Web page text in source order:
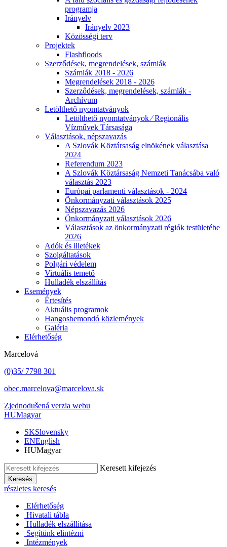
programja
Irányelv
Irányelv 2023
Közösségi terv
Projektek
Flashfloods
Szerződések, megrendelések, számlák
Számlák 2018 - 2026
Megrendelések 2018 - 2026
Szerződések, megrendelések, számlák -
Archívum
Letölthető nyomtatványok
Letölthető nyomtatványok ⁄ Regionális
Vízművek Társasága
Választások, népszavazás
A Szlovák Köztársaság elnökének választása
2024
Referendum 2023
A Szlovák Köztársaság Nemzeti Tanácsába való
választás 2023
Európai parlamenti választások - 2024
Önkormányzati választások 2025
Népszavazás 2026
Önkormányzati választások 2026
Választások az önkormányzati régiók testületébe
2026
Adók és illetékek
Szolgáltatások
Polgári védelem
Virtuális temető
Hulladék elszállítás
Események
Értesítés
Aktuális programok
Hangosbemondó közlemények
Galéria
Elérhetőség
Marcelová
(0)35/ 7798 301
obec.marcelova@marcelova.sk
Zjednodušená verzia webu
HUMagyar
SKSlovensky
ENEnglish
HUMagyar
Keresett kifejezés
Keresés
részletes keresés
Elérhetőség
Hivatali tábla
Hulladék elszállítása
Segítünk elintézni
Intézmények